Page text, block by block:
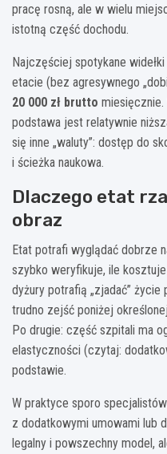
pracę rosną, ale w wielu
istotną część dochodu.
Najczęściej spotykane
etacie (bez agresywnego
20 000 zł brutto miesięcznie.
podstawa jest relatywnie
się inne „waluty”: dostęp do
i ścieżka naukowa.
Dlaczego etat
obraz
Etat potrafi wyglądać dobrze
szybko weryfikuje, ile
dyżury potrafią „zjadać”
trudno zejść poniżej
Po drugie: część szpitali ma
elastyczności (czytaj:
podstawie.
W praktyce sporo
z dodatkowymi umowami lub
legalny i powszechny model,